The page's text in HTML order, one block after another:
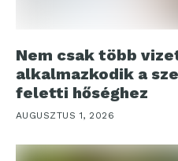
Nem csak több
alkalmazkodik a
feletti hőséghez
AUGUSZTUS 1, 2026